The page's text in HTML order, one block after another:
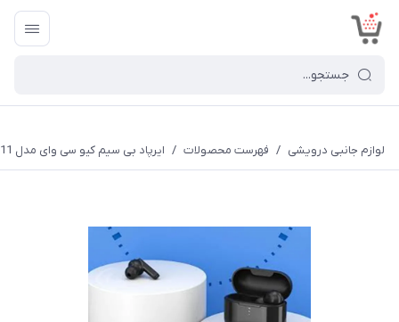
لوازم جانبی درویشی / فهرست محصولات / ایرپاد بی سیم کیو سی وای مدل T11